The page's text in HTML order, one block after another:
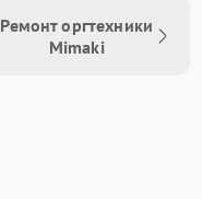
Ремонт оргтехники
Mimaki